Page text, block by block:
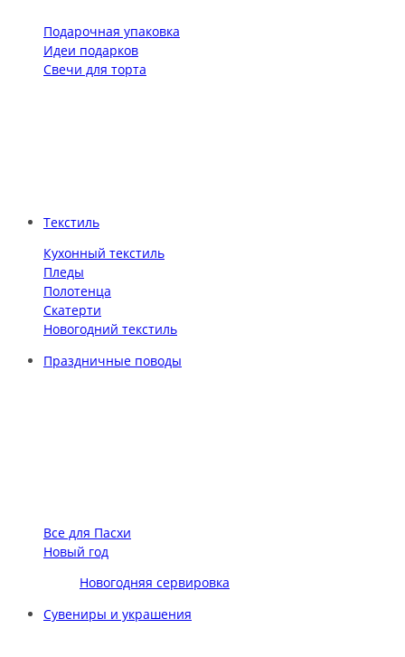
Подарочная упаковка
Идеи подарков
Свечи для торта
Текстиль
Кухонный текстиль
Пледы
Полотенца
Скатерти
Новогодний текстиль
Праздничные поводы
Все для Пасхи
Новый год
Новогодняя сервировка
Сувениры и украшения